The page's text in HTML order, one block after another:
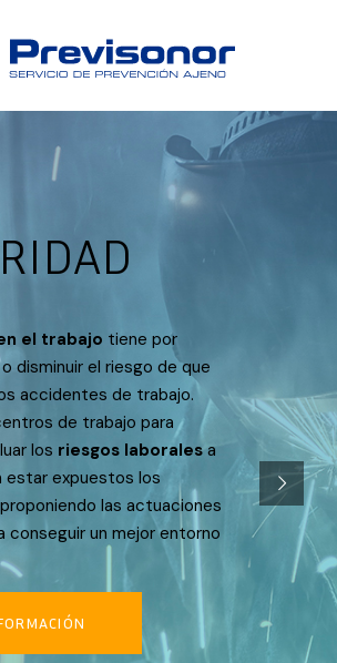
el trabajo tiene por
disminuir el riesgo de que
accidentes de trabajo.
de trabajo para
los riesgos laboralesa
estar expuestos los
las actuaciones
conseguir un mejor entorno